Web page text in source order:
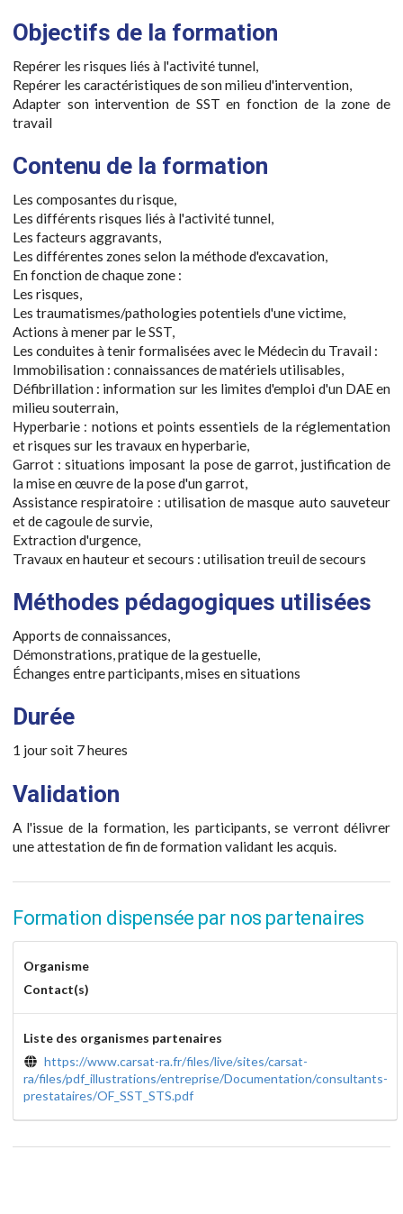
Objectifs de la formation
Repérer les risques liés à l'activité tunnel,
Repérer les caractéristiques de son milieu d'intervention,
Adapter son intervention de SST en fonction de la zone de
travail
Contenu de la formation
Les composantes du risque,
Les différents risques liés à l'activité tunnel,
Les facteurs aggravants,
Les différentes zones selon la méthode d'excavation,
En fonction de chaque zone :
Les risques,
Les traumatismes/pathologies potentiels d'une victime,
Actions à mener par le SST,
Les conduites à tenir formalisées avec le Médecin du Travail :
Immobilisation : connaissances de matériels utilisables,
Défibrillation : information sur les limites d'emploi d'un DAE en
milieu souterrain,
Hyperbarie : notions et points essentiels de la réglementation
et risques sur les travaux en hyperbarie,
Garrot : situations imposant la pose de garrot, justification de
la mise en œuvre de la pose d'un garrot,
Assistance respiratoire : utilisation de masque auto sauveteur
et de cagoule de survie,
Extraction d'urgence,
Travaux en hauteur et secours : utilisation treuil de secours
Méthodes pédagogiques utilisées
Apports de connaissances,
Démonstrations, pratique de la gestuelle,
Échanges entre participants, mises en situations
Durée
1 jour soit 7 heures
Validation
A l'issue de la formation, les participants, se verront délivrer
une attestation de fin de formation validant les acquis.
Formation dispensée par nos partenaires
Organisme
Contact(s)
Liste des organismes partenaires
https://www.carsat-ra.fr/files/live/sites/carsat-
ra/files/pdf_illustrations/entreprise/Documentation/consultants-
prestataires/OF_SST_STS.pdf